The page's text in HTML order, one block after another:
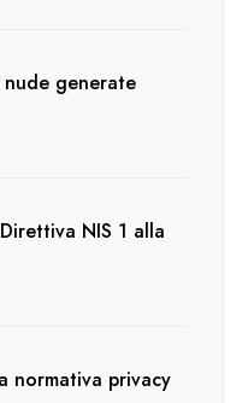
generate
NIS 1 alla
normativa privacy